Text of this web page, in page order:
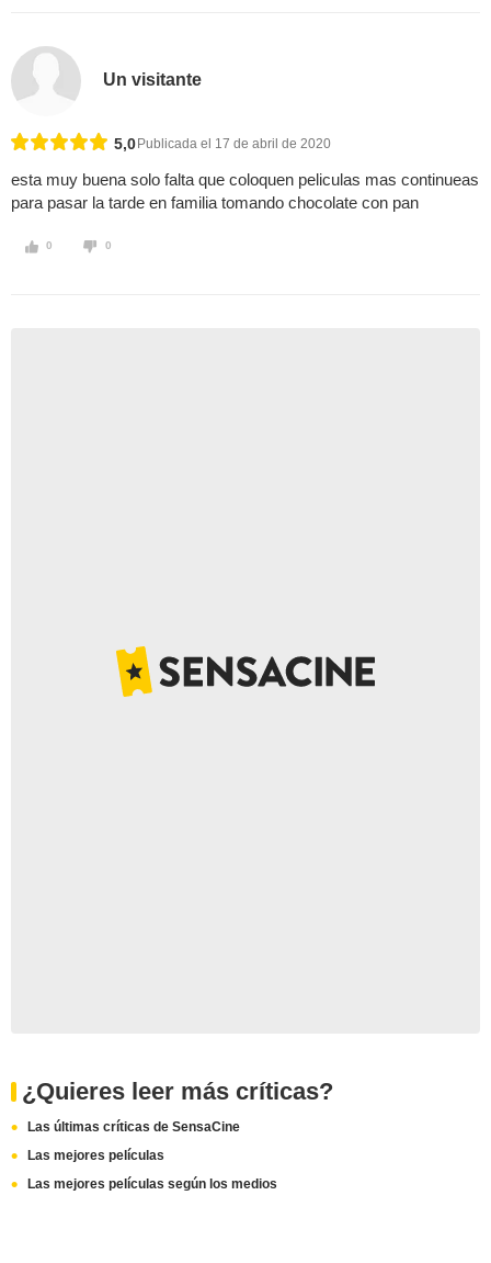
Un visitante
5,0 Publicada el 17 de abril de 2020
esta muy buena solo falta que coloquen peliculas mas continueas
para pasar la tarde en familia tomando chocolate con pan
0 0
¿Quieres leer más críticas?
Las últimas críticas de SensaCine
Las mejores películas
Las mejores películas según los medios